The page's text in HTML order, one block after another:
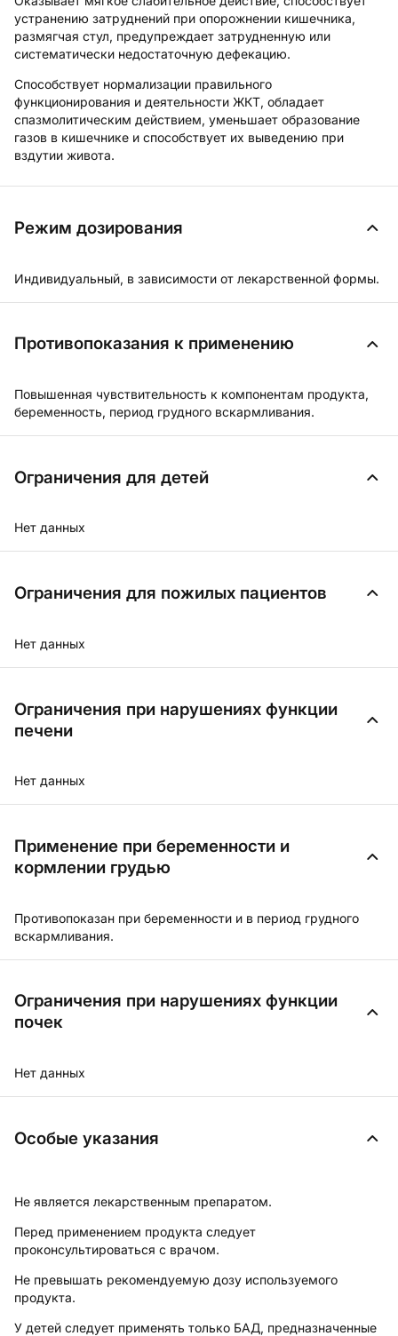
устранению затруднений при опорожнении кишечника,
размягчая стул, предупреждает затрудненную или
систематически недостаточную дефекацию.
Способствует нормализации правильного
функционирования и деятельности ЖКТ, обладает
спазмолитическим действием, уменьшает образование
газов в кишечнике и способствует их выведению при
вздутии живота.
Режим дозирования
Индивидуальный, в зависимости от лекарственной формы.
Противопоказания к применению
Повышенная чувствительность к компонентам продукта,
беременность, период грудного вскармливания.
Ограничения для детей
Нет данных
Ограничения для пожилых пациентов
Нет данных
Ограничения при нарушениях функции
печени
Нет данных
Применение при беременности и
кормлении грудью
Противопоказан при беременности и в период грудного
вскармливания.
Ограничения при нарушениях функции
почек
Нет данных
Особые указания
Не является лекарственным препаратом.
Перед применением продукта следует
проконсультироваться с врачом.
Не превышать рекомендуемую дозу используемого
продукта.
У детей следует применять только БАД, предназначенные